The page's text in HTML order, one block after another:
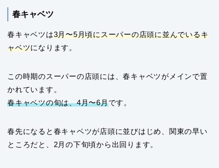
春キャベツ
春キャベツは3月〜5月頃にスーパーの店頭に並んでいるキ
ャベツになります。
この時期のスーパーの店頭には、春キャベツがメインで置
かれています。
春キャベツの旬は、4月〜6月です。
春先になると春キャベツが店頭に並びはじめ、関東の早い
ところだと、2月の下旬頃から出回ります。